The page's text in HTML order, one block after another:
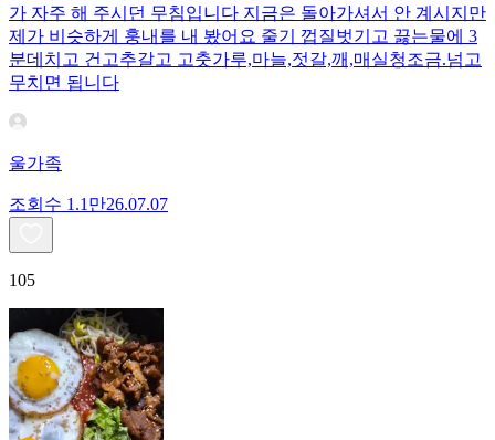
가 자주 해 주시던 무침입니다 지금은 돌아가셔서 안 계시지만
제가 비슷하게 훙내를 내 봤어요 줄기 껍질벗기고 끓는물에 3
분데치고 건고추갈고 고춧가루,마늘,젓갈,깨,매실청조금.넘고
무치면 됩니다
울가족
조회수 1.1만26.07.07
105